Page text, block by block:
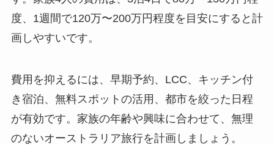
度、1週間で120万〜200万円程度を目安にすると計
画しやすいです。
費用を抑えるには、早期予約、LCC、キッチン付
き宿泊、無料スポットの活用、都市を絞った日程
が有効です。家族の年齢や興味に合わせて、無理
のないオーストラリア旅行を計画しましょう。